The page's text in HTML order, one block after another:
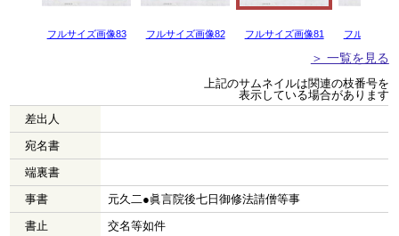
フルサイズ画像83 フルサイズ画像82 フルサイズ画像81 フルサイズ
＞ 一覧を見る
上記のサムネイルは関連の枝番号を
表示している場合があります
差出人
宛名書
端裏書
事書
元久二●眞言院後七日御修法請僧等事
書止
交名等如件